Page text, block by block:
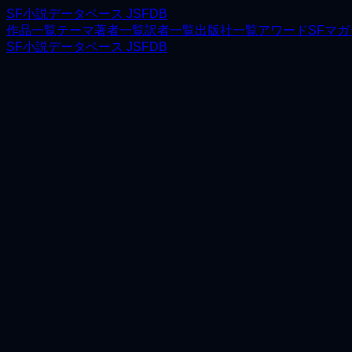
SF小説データベース JSFDB
作品一覧テーマ著者一覧訳者一覧出版社一覧アワードSFマガ
SF小説データベース JSFDB